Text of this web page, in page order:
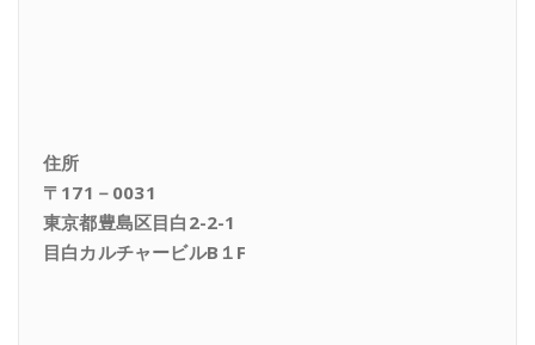
住所
〒171－0031
東京都豊島区目白2-2-1
目白カルチャービルB１F